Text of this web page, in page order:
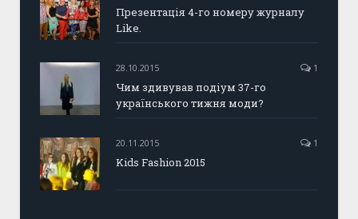
Презентація 4-го номеру журналу
Like.
28.10.2015 1
Чим здивував подіум 37-го
українського тижня моди?
20.11.2015 1
Kids Fashion 2015